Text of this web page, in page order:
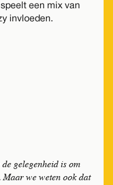
een mix van
invloeden.
gelegenheid is om
Maar we weten ook dat